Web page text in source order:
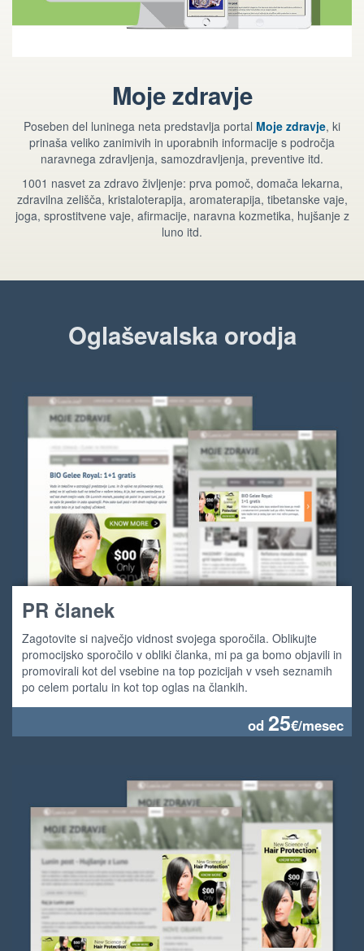
Moje zdravje
Poseben del luninega neta predstavlja portal Moje zdravje, ki
prinaša veliko zanimivih in uporabnih informacije s področja
naravnega zdravljenja, samozdravljenja, preventive itd.
1001 nasvet za zdravo življenje: prva pomoč, domača lekarna,
zdravilna zelišča, kristaloterapija, aromaterapija, tibetanske vaje,
joga, sprostitvene vaje, afirmacije, naravna kozmetika, hujšanje z
luno itd.
Oglaševalska orodja
PR članek
Zagotovite si največjo vidnost svojega sporočila. Oblikujte
promocijsko sporočilo v obliki članka, mi pa ga bomo objavili in
promovirali kot del vsebine na top pozicijah v vseh seznamih
po celem portalu in kot top oglas na člankih.
od 25€/mesec